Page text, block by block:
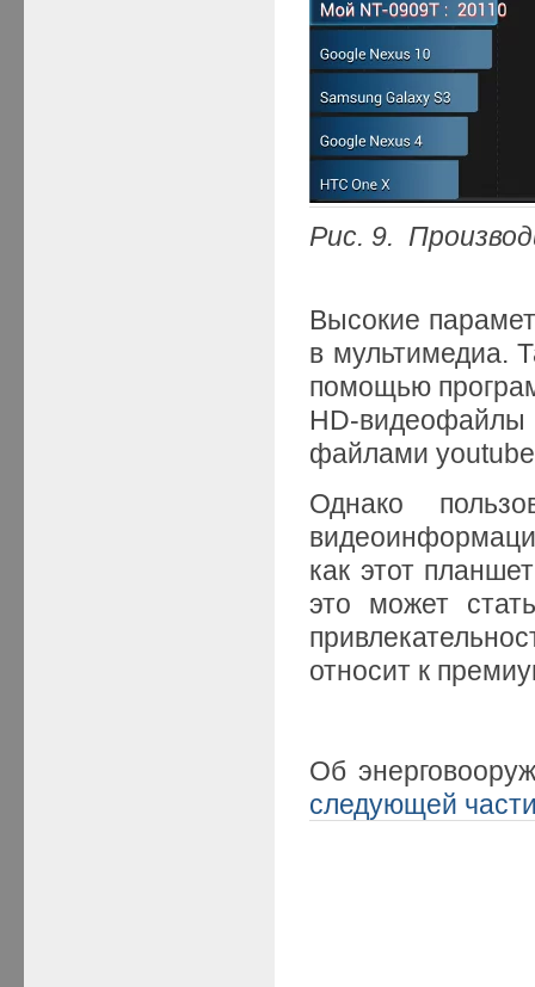
Рис. 9.
Высокие
в мультимедиа.
помощью
HD-
файлами
Однако
как этот
это может
относит к
Об
следующей